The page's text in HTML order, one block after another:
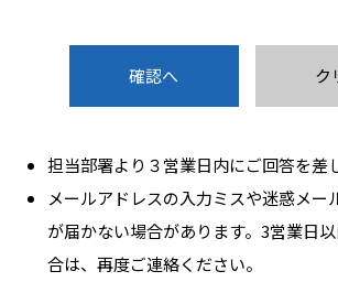
担当部署より３営業日内にご回答を差
メールアドレスの入力ミスや迷惑メー
が届かない場合があります。3営業日
合は、再度ご連絡ください。